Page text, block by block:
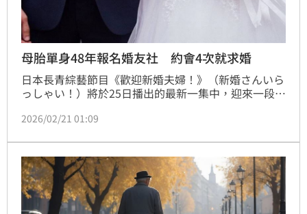
母胎單身48年報名婚友社 約會4次就求婚
日本長青綜藝節目《歡迎新婚夫婦！》（新婚さんいら
っしゃい！）將於25日播出的最新一集中，迎來一段令
市、現年52歲的柑橘農家第五代傳人，在48歲前完全
力，進而透過婚友社認識現在37歲的妻子，甚至他是在
第4次約會就求婚，加上他大方分享人生初次告白、求
婚與初吻，純情表現連主持人藤井隆驚訝到多次「摔
椅」大笑。
2026/02/21 01:09